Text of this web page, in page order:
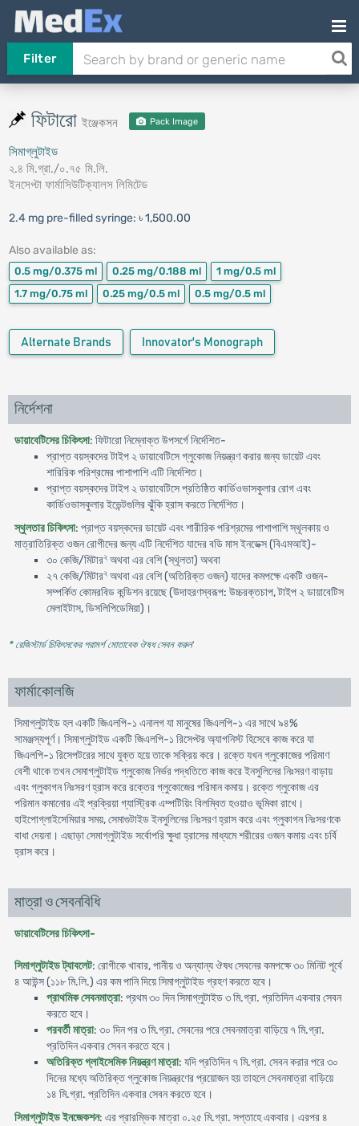
Filter
ফিটারো ইঞ্জেকসন Pack Image
সিমাগ্লুটাইড
২.৪ মি.গ্রা./০.৭৫ মি.লি.
ইনসেপ্টা ফার্মাসিউটিক্যালস লিমিটেড
2.4 mg pre-filled syringe: ৳ 1,500.00
Also available as:
0.5 mg/0.375 ml 0.25 mg/0.188 ml
1 mg/0.5 ml
1.7 mg/0.75 ml
0.25 mg/0.5 ml 0.5 mg/0.5 ml
Alternate Brands Innovator's Monograph
নির্দেশনা
ডায়াবেটিসের চিকিৎসা: ফিটারো নিম্নোক্ত উপসর্গে নির্দেশিত-
প্রাপ্ত বয়স্কদের টাইপ ২ ডায়াবেটিসে গ্লুকোজ নিয়ন্ত্রণ করার জন্য ডায়েট এবং
শারিরিক পরিশ্রমের পাশাপাশি এটি নির্দেশিত।
প্রাপ্ত বয়স্কদের টাইপ ২ ডায়াবেটিসে প্রতিষ্ঠিত কার্ডিওভাসকুলার রোগ এবং
কার্ডিওভাসকুলার ইভেন্টগুলির ঝুঁকি হ্রাস করতে নির্দেশিত।
স্থুলতার চিকিৎসা: প্রাপ্ত বয়স্কদের ডায়েট এবং শারীরিক পরিশ্রমের পাশাপাশি স্থূলকায় ও
মাত্রাতিরিক্ত ওজন রোগীদের জন্য এটি নির্দেশিত যাদের বডি মাস ইনডেক্স (বিএমআই)-
৩০ কেজি/মিটার২অথবা এর বেশি (স্থূলতা) অথবা
২৭ কেজি/মিটার২অথবা এর বেশি (অতিরিক্ত ওজন) যাদের কমপক্ষে একটি ওজন-
সম্পর্কিত কোমরবিড কন্ডিশন রয়েছে (উদাহরণস্বরূপ: উচ্চরক্তচাপ, টাইপ ২ ডায়াবেটিস
মেলাইটাস, ডিসলিপিডেমিয়া)।
* রেজিস্টার্ড চিকিৎসকের পরামর্শ মোতাবেক ঔষধ সেবন করুন'
ফার্মাকোলজি
সিমাগ্লুটাইড হল একটি জিএলপি-১ এনালগ যা মানুষের জিএলপি-১ এর সাথে ৯৪%
সামঞ্জস্যপূর্ণ। সিমাগ্লুটাইড একটি জিএলপি-১ রিসেপ্টর অ্যাগনিস্ট হিসেবে কাজ করে যা
জিএলপি-১ রিসেপটরের সাথে যুক্ত হয়ে তাকে সক্রিয় করে। রক্তে যখন গ্লুকোজের পরিমাণ
বেশী থাকে তখন সেমাগ্লুটাইড গ্লুকোজ নির্ভর পদ্ধতিতে কাজ করে ইনসুলিনের নিঃসরণ বাড়ায়
এবং গ্লুকাগন নিঃসরণ হ্রাস করে রক্তের গ্লুকোজের পরিমান কমায়। রক্তে গ্লুকোজ এর
পরিমান কমানোর এই প্রক্রিয়া গ্যাস্ট্রিক এম্পটিয়িং বিলম্বিত হওয়াও ভূমিকা রাখে।
হাইপোগ্লাইসেমিয়ার সময়, সেমাগুটাইড ইনসুলিনের নিঃসরণ হ্রাস করে এবং গ্লুকাগন নিঃসরণকে
বাধা দেয়না। এছাড়া সেমাগ্লুটাইড সর্বোপরি ক্ষুধা হ্রাসের মাধ্যমে শরীরের ওজন কমায় এবং চর্বি
হ্রাস করে।
মাত্রা ও সেবনবিধি
ডায়াবেটিসের চিকিৎসা-
সিমাগ্লুটাইড ট্যাবলেট: রোগীকে খাবার, পানীয় ও অন্যান্য ঔষধ সেবনের কমপক্ষে ৩০ মিনিট পূর্বে
৪ আউন্স (১১৮ মি.লি.) এর কম পানি দিয়ে সিমাগ্লুটাইড গ্রহণ করতে হবে।
প্রাথমিক সেবনমাত্রা: প্রথম ৩০ দিন সিমাগ্লুটাইড ৩ মি.গ্রা. প্রতিদিন একবার সেবন
করতে হবে।
পরবর্তী মাত্রা: ৩০ দিন পর ৩ মি.গ্রা. সেবনের পরে সেবনমাত্রা বাড়িয়ে ৭ মি.গ্রা.
প্রতিদিন একবার সেবন করতে হবে।
অতিরিক্ত গ্লাইসেমিক নিয়ন্ত্রণ মাত্রা: যদি প্রতিদিন ৭ মি.গ্রা. সেবন করার পরে ৩০
দিনের মধ্যে অতিরিক্ত গ্লুকোজ নিয়ন্ত্রণের প্রয়োজন হয় তাহলে সেবনমাত্রা বাড়িয়ে
১৪ মি.গ্রা. প্রতিদিন একবার সেবন করতে হবে।
সিমাগ্লুটাইড ইনজেকশন: এর প্রারম্ভিক মাত্রা ০.২৫ মি.গ্রা. সপ্তাহে একবার। এরপর ৪